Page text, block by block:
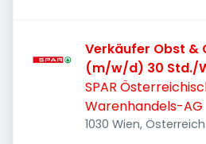
Verkäufer Obst &
(m/w/d) 30 Std./
SPAR
Warenhandels-AG
1030 Wien, Österreich